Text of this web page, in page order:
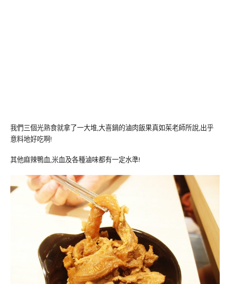
我們三個光熟食就拿了一大堆,大喜鍋的滷肉飯果真如茱老師所說,出乎
意料地好吃啊!
其他麻辣鴨血,米血及各種滷味都有一定水準!